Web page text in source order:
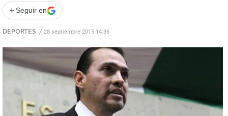
+ Seguir en
DEPORTES / 28 septiembre 2015 14:36